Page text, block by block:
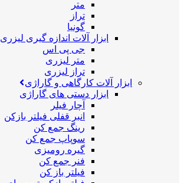
متر
تراز
گونیا
ابزار آلات اندازه گیری لیزری
جی پی اس
متر لیزری
تراز لیزری
ابزار آلات کارگاهی و گاراژی
ابزار دستی های گاراژی
آچار فیلر
انبر قفلی فیلتر بازکن
رینگ جمع کن
سوپاپ جمع کن
گیره رومیزی
فنر جمع کن
فیلتر باز کن